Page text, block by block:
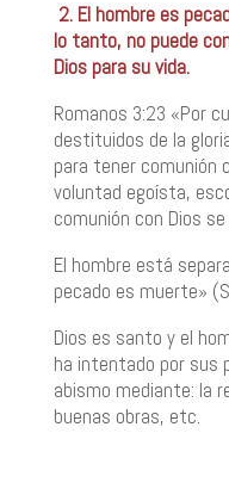
2. El hombre es
lo tanto, no puede
Dios para su vida.
Romanos 3:23 «Por
destituidos de la
para tener comunión
voluntad egoísta,
comunión con Dios
El hombre está
pecado es muerte»
Dios es santo y el
ha intentado por sus
abismo mediante: la
buenas obras, etc.